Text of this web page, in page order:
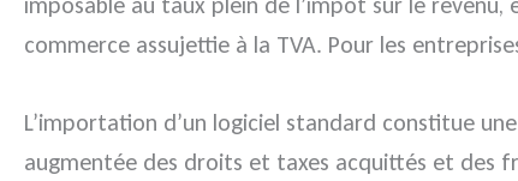
commerce assujettie à la TVA. Pour les
L’importation d’un logiciel standard constitue
augmentée des droits et taxes acquittés et des